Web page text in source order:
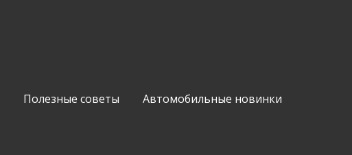
Полезные советы Автомобильные новинки